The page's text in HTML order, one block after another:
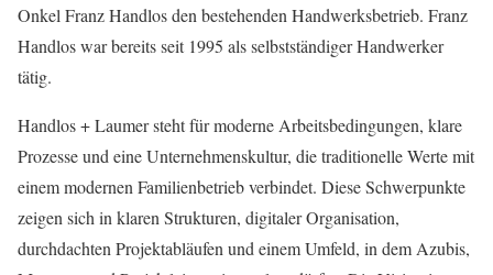
Onkel Franz Handlosden bestehenden Handwerksbetrieb. Franz
Handlos war bereits seit 1995 als selbstständigerHandwerker
tätig.
Handlos + Laumerstehtfür moderne Arbeitsbedingungen, klare
Prozesse und eine Unternehmenskultur, die traditionelle Werte mit
einem modernen Familienbetrieb verbindet. Diese Schwerpunkte
zeigen sich in klaren Strukturen, digitaler Organisation,
durchdachten Projektabläufen und einem Umfeld, in dem Azubis,